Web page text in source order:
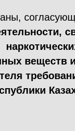
веществ